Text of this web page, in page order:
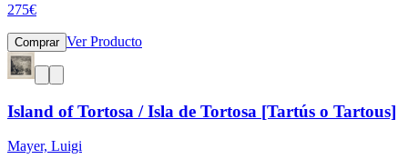
275€
Comprar Ver Producto
Island of Tortosa / Isla de Tortosa [Tartús o Tartous]
Mayer, Luigi